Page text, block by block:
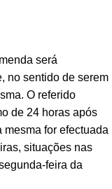
será
no sentido de serem
O referido
de 24 horas após
for efectuada
situações nas
feira da